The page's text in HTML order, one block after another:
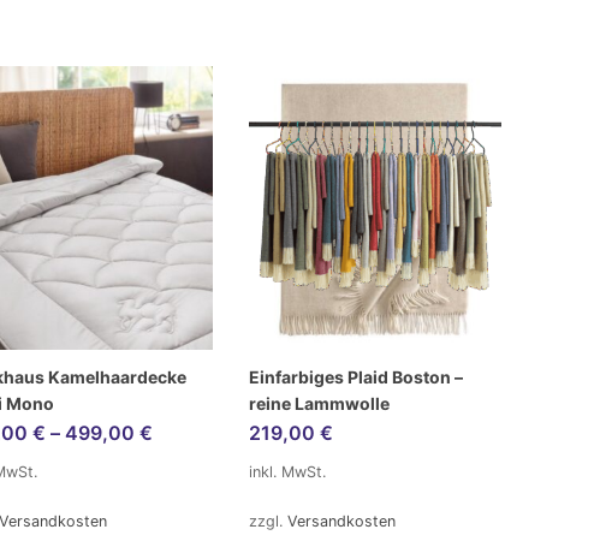
Kamelhaardecke
Mono
€ – 499,00 €
Versandkosten
Einfarbiges Plaid Boston –
reine Lammwolle
219,00 €
inkl. MwSt.
zzgl. Versandkosten